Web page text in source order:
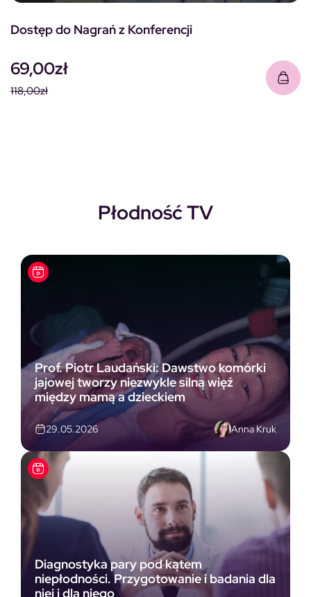
Dostęp do Nagrań z Konferencji
118,00zł
69,00zł
Płodność TV
Prof. Piotr Laudański: Dawstwo komórki
jajowej tworzy niezwykle silną więź
między mamą a dzieckiem
29.05.2026 Anna Kruk
Diagnostyka pary pod kątem
niepłodności. Przygotowanie i badania dla
niej i dla niego